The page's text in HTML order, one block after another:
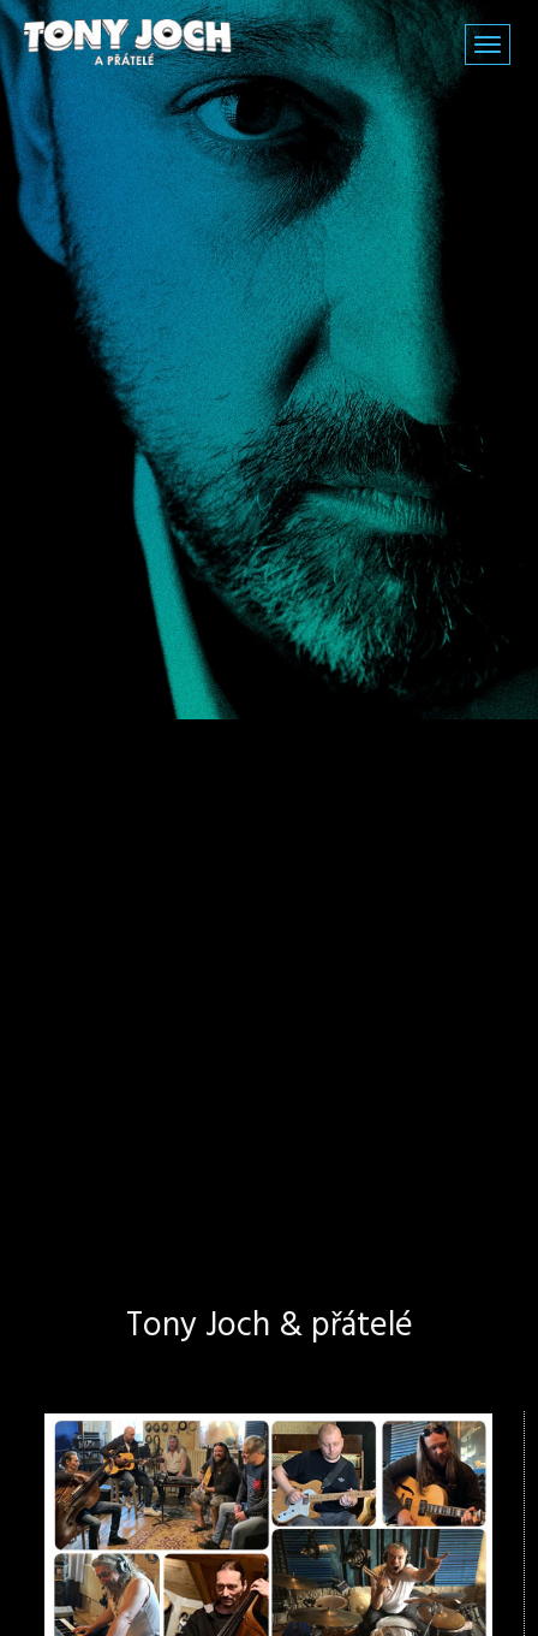
Tony Joch & přátelé